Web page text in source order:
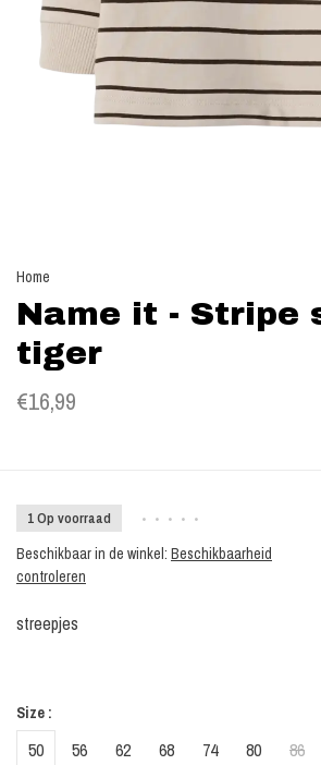
Home
Name it - Stripe
tiger
€16,99
1 Op voorraad • • • • •
Beschikbaar in de winkel: Beschikbaarheid
controleren
streepjes
Size :
50 56 62 68 74 80 86